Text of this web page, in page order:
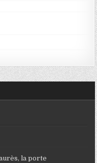
la porte